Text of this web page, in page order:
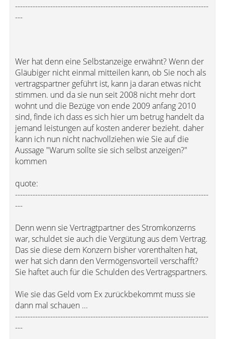
-----------------------------------------------------------------------------
---
Wer hat denn eine Selbstanzeige erwähnt? Wenn der
Gläubiger nicht einmal mitteilen kann, ob Sie noch als
vertragspartner geführt ist, kann ja daran etwas nicht
stimmen. und da sie nun seit 2008 nicht mehr dort
wohnt und die Bezüge von ende 2009 anfang 2010
sind, finde ich dass es sich hier um betrug handelt da
jemand leistungen auf kosten anderer bezieht. daher
kann ich nun nicht nachvollziehen wie Sie auf die
Aussage "Warum sollte sie sich selbst anzeigen?"
kommen
quote:
-----------------------------------------------------------------------------
---
Denn wenn sie Vertragtpartner des Stromkonzerns
war, schuldet sie auch die Vergütung aus dem Vertrag.
Das sie diese dem Konzern bisher vorenthalten hat,
wer hat sich dann den Vermögensvorteil verschafft?
Sie haftet auch für die Schulden des Vertragspartners.
Wie sie das Geld vom Ex zurückbekommt muss sie
dann mal schauen ...
-----------------------------------------------------------------------------
---